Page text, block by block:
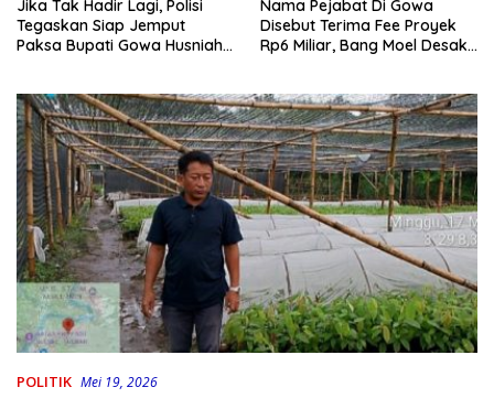
Jika Tak Hadir Lagi, Polisi
Tegaskan Siap Jemput
Paksa Bupati Gowa Husniah
Nama Pejabat Di Gowa
Disebut Terima Fee Proyek
Rp6 Miliar, Bang Moel Desak
POLITIK Mei 19, 2026